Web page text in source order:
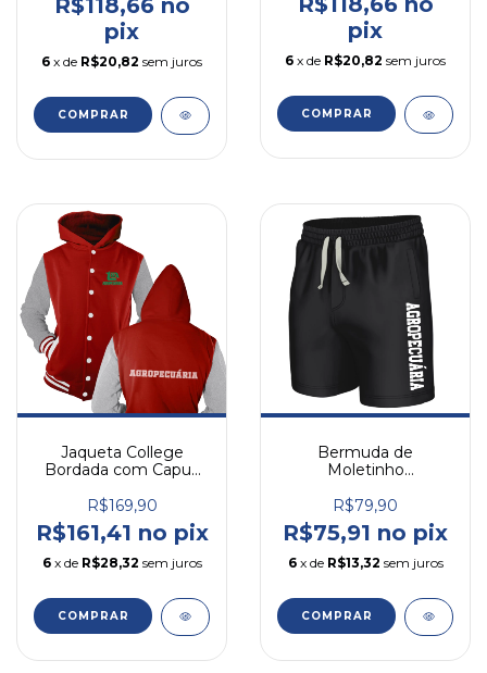
R$118,66 no
pix
6 x de R$20,82 sem juros
COMPRAR
pix
6 x de R$20,82 sem juros
COMPRAR
Jaqueta College
Bordada com Capuz
R$169,90
R$161,41 no pix
6 x de R$28,32 sem juros
COMPRAR
Bermuda de
Moletinho
R$79,90
R$75,91 no pix
6 x de R$13,32 sem juros
COMPRAR